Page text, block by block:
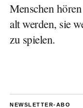
Menschen
alt werden, sie
zu spielen.
NEWSLETTER-ABO